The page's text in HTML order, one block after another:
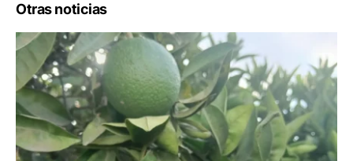
Otras noticias